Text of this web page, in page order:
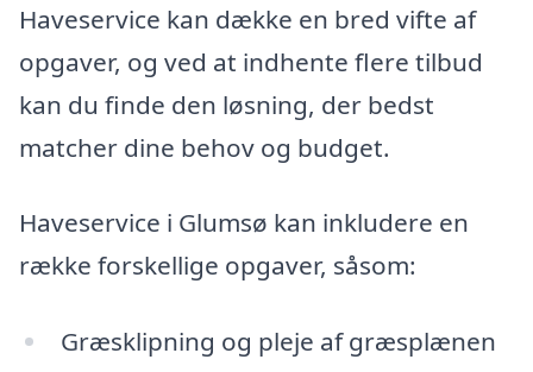
Haveservice kan dække en bred vifte af
opgaver, og ved at indhente flere tilbud
kan du finde den løsning, der bedst
matcher dine behov og budget.
Haveservice i Glumsø kan inkludere en
række forskellige opgaver, såsom:
Græsklipning og pleje af græsplænen